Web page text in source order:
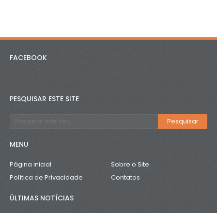
FACEBOOK
PESQUISAR ESTE SITE
MENU
Página inicial
Sobre o Site
Política de Privacidade
Contatos
ÚLTIMAS NOTÍCIAS